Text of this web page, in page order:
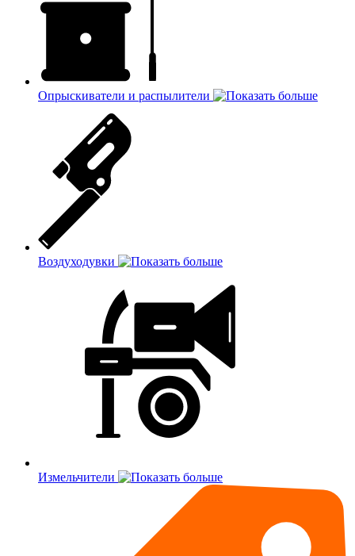
Опрыскиватели и распылители
Воздуходувки
Измельчители